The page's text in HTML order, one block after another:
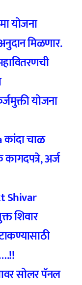
योजना
मिळणार.
योजना
चाळ
अर्ज
Shivar
शिवार
सोलर पॅनल